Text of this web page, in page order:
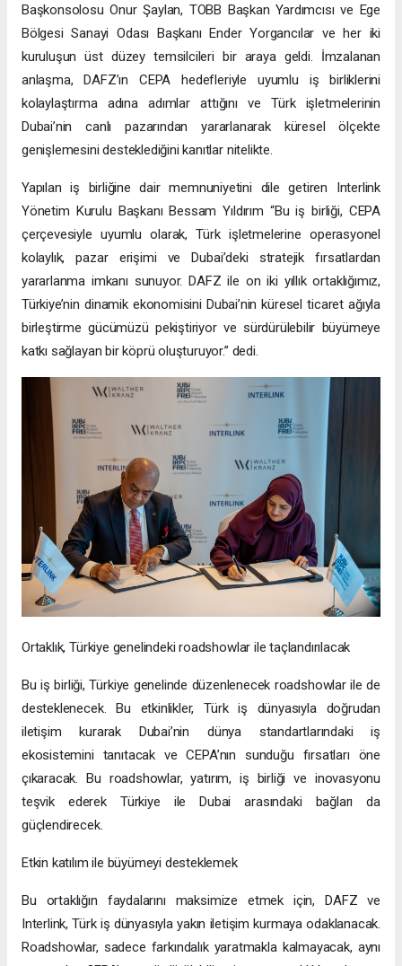
Başkonsolosu Onur Şaylan, TOBB Başkan Yardımcısı ve Ege
Bölgesi Sanayi Odası Başkanı Ender Yorgancılar ve her iki
kuruluşun üst düzey temsilcileri bir araya geldi. İmzalanan
anlaşma, DAFZ’ın CEPA hedefleriyle uyumlu iş birliklerini
kolaylaştırma adına adımlar attığını ve Türk işletmelerinin
Dubai’nin canlı pazarından yararlanarak küresel ölçekte
genişlemesini desteklediğini kanıtlar nitelikte.
Yapılan iş birliğine dair memnuniyetini dile getiren Interlink
Yönetim Kurulu Başkanı Bessam Yıldırım “Bu iş birliği, CEPA
çerçevesiyle uyumlu olarak, Türk işletmelerine operasyonel
kolaylık, pazar erişimi ve Dubai’deki stratejik fırsatlardan
yararlanma imkanı sunuyor. DAFZ ile on iki yıllık ortaklığımız,
Türkiye’nin dinamik ekonomisini Dubai’nin küresel ticaret ağıyla
birleştirme gücümüzü pekiştiriyor ve sürdürülebilir büyümeye
katkı sağlayan bir köprü oluşturuyor.” dedi.
Ortaklık, Türkiye genelindeki roadshowlar ile taçlandırılacak
Bu iş birliği, Türkiye genelinde düzenlenecek roadshowlar ile de
desteklenecek. Bu etkinlikler, Türk iş dünyasıyla doğrudan
iletişim kurarak Dubai’nin dünya standartlarındaki iş
ekosistemini tanıtacak ve CEPA’nın sunduğu fırsatları öne
çıkaracak. Bu roadshowlar, yatırım, iş birliği ve inovasyonu
teşvik ederek Türkiye ile Dubai arasındaki bağları da
güçlendirecek.
Etkin katılım ile büyümeyi desteklemek
Bu ortaklığın faydalarını maksimize etmek için, DAFZ ve
Interlink, Türk iş dünyasıyla yakın iletişim kurmaya odaklanacak.
Roadshowlar, sadece farkındalık yaratmakla kalmayacak, aynı